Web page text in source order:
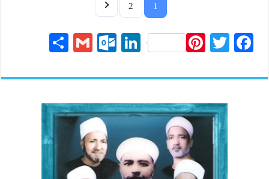
1
2
Fa
bo
ok
T
tte
r
er
es
t
Li
ed
In
O
lo
ok
.c
o
m
G
ail
re